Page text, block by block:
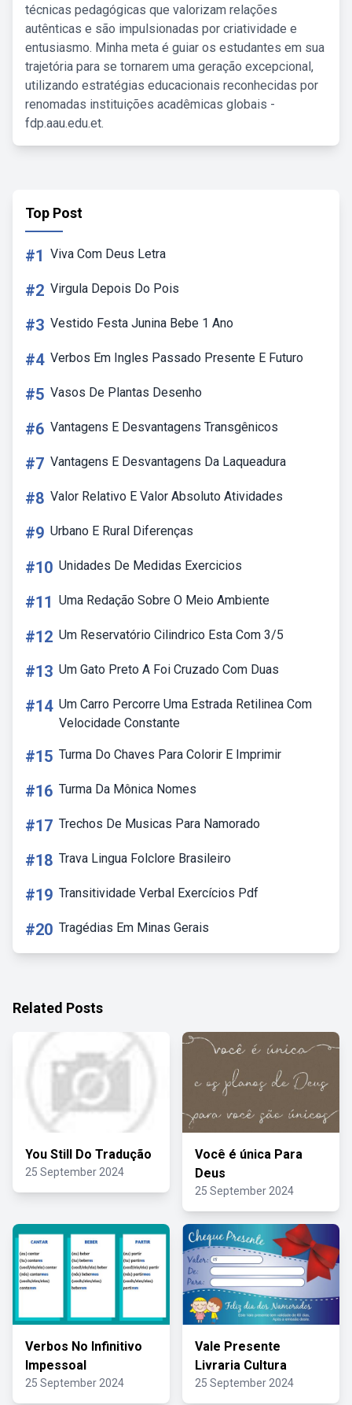
técnicas pedagógicas que valorizam relações
autênticas e são impulsionadas por criatividade e
entusiasmo. Minha meta é guiar os estudantes em sua
trajetória para se tornarem uma geração excepcional,
utilizando estratégias educacionais reconhecidas por
renomadas instituições acadêmicas globais -
fdp.aau.edu.et.
Top Post
#1 Viva Com Deus Letra
#2 Virgula Depois Do Pois
#3 Vestido Festa Junina Bebe 1 Ano
#4 Verbos Em Ingles Passado Presente E Futuro
#5 Vasos De Plantas Desenho
#6 Vantagens E Desvantagens Transgênicos
#7 Vantagens E Desvantagens Da Laqueadura
#8 Valor Relativo E Valor Absoluto Atividades
#9 Urbano E Rural Diferenças
#10 Unidades De Medidas Exercicios
#11 Uma Redação Sobre O Meio Ambiente
#12 Um Reservatório Cilindrico Esta Com 3/5
#13 Um Gato Preto A Foi Cruzado Com Duas
#14 Um Carro Percorre Uma Estrada Retilinea Com
Velocidade Constante
#15 Turma Do Chaves Para Colorir E Imprimir
#16 Turma Da Mônica Nomes
#17 Trechos De Musicas Para Namorado
#18 Trava Lingua Folclore Brasileiro
#19 Transitividade Verbal Exercícios Pdf
#20 Tragédias Em Minas Gerais
Related Posts
You Still Do Tradução
25 September 2024
Você é única Para
Deus
25 September 2024
Verbos No Infinitivo
Impessoal
25 September 2024
Vale Presente
Livraria Cultura
25 September 2024